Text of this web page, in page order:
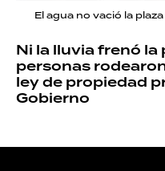
El agua no vació la plaza
Ni la lluvia frenó
personas
ley de propiedad
Gobierno